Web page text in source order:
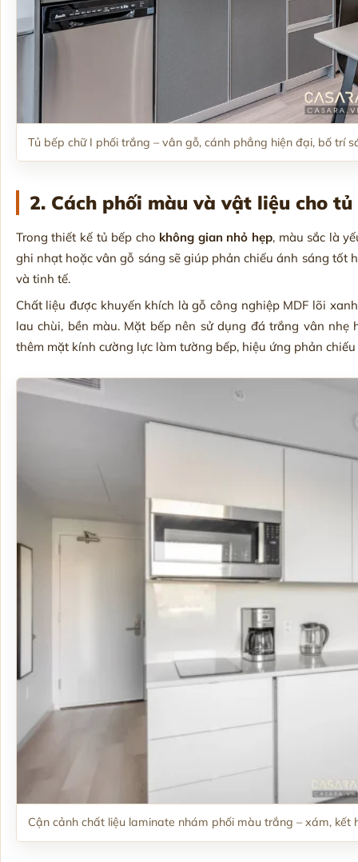
Tủ bếp chữ I phối trắng – vân gỗ, cánh phẳng hiện đại, bố trí
2. Cách phối màu và vật liệu cho tủ
Trong thiết kế tủ bếp cho không gian nhỏ hẹp, màu sắc là
ghi nhạt hoặc vân gỗ sáng sẽ giúp phản chiếu ánh sáng tốt
và tinh tế.
Chất liệu được khuyến khích là gỗ công nghiệp MDF lõi
lau chùi, bền màu. Mặt bếp nên sử dụng đá trắng vân
thêm mặt kính cường lực làm tường bếp, hiệu ứng phản
Cận cảnh chất liệu laminate nhám phối màu trắng – xám,